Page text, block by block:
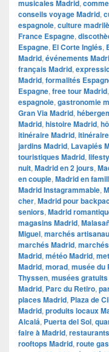
musicales Madrid,
conseils voyage Madrid,
espagnole, culture
France Espagne,
Espagne, El Corte Inglés,
Madrid, événements
français Madrid,
Madrid, formalités
Espagne, free tour Madrid,
espagnole, gastronomie
Gran Via Madrid,
Madrid, histoire Madrid,
itinéraire Madrid,
jardins Madrid, Lavapiés
touristiques Madrid,
nuit, Madrid en 2 jours,
en couple, Madrid en
Madrid Instagrammable,
cher, Madrid pour
seniors, Madrid
magasins Madrid,
Miguel, marchés
marchés Madrid,
Madrid, météo Madrid,
Madrid, morad, musée du
Thyssen, musées
Madrid, Parc du Retiro,
places Madrid, Plaza de
Madrid, produits locaux
Alcalá, Puerta del Sol,
faire à Madrid,
rooftops Madrid, route